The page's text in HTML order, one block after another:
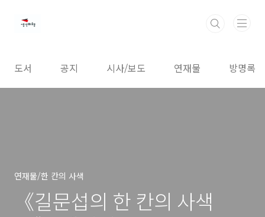
도서 공지 시사/보도 연재물 방명록
연재물/한 칸의 사색
《길문섭의 한 칸의 사색